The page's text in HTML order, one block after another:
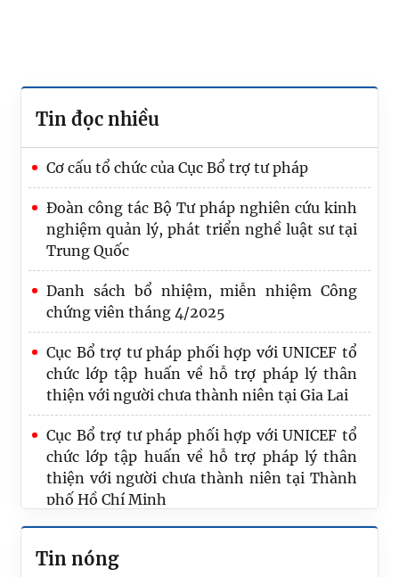
Tin đọc nhiều
Cơ cấu tổ chức của Cục Bổ trợ tư pháp
Đoàn công tác Bộ Tư pháp nghiên cứu kinh
nghiệm quản lý, phát triển nghề luật sư tại
Trung Quốc
Danh sách bổ nhiệm, miễn nhiệm Công
chứng viên tháng 4/2025
Cục Bổ trợ tư pháp phối hợp với UNICEF tổ
chức lớp tập huấn về hỗ trợ pháp lý thân
thiện với người chưa thành niên tại Gia Lai
Cục Bổ trợ tư pháp phối hợp với UNICEF tổ
chức lớp tập huấn về hỗ trợ pháp lý thân
thiện với người chưa thành niên tại Thành
phố Hồ Chí Minh
quả tập sự hành nghề công chứng lần thứ 4
Tin nóng
Bộ Tư pháp hoàn thành tốt đẹp chuyến
công tác, trao đổi kinh nghiệm phát triển
và quản lý nghề Luật sư tại Nhật Bản
Đoàn công tác Bộ Tư pháp nghiên cứu kinh
nghiệm quản lý, phát triển nghề luật sư tại
Trung Quốc
Thông báo mời báo giá phục vụ xác định sơ
bộ tổng mức đầu tư dự án xây dựng "Phần